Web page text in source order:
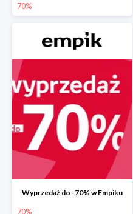
70%
Wyprzedaż do -70% w Empiku
70%